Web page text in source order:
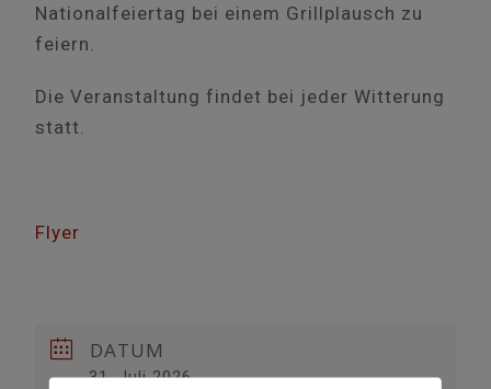
Nationalfeiertag bei einem Grillplausch zu
feiern.
Die Veranstaltung findet bei jeder Witterung
statt.
Flyer
DATUM
31. Juli 2026